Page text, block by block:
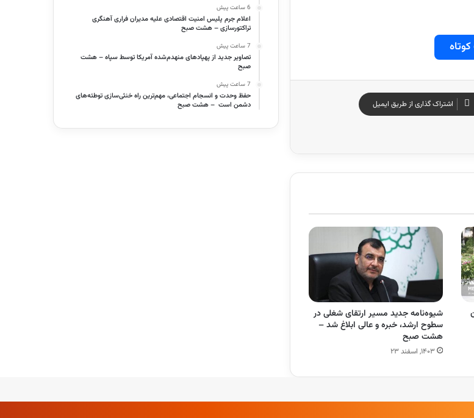
اشتراک گذاری از طریق ایمیل
شیوه‌نامه جدید مسیر ارتقای شغلی در
سطوح ارشد، خبره و عالی ابلاغ شد –
هشت صبح
۱۴۰۳, اسفند ۲۳
6 ساعت پیش
اعلام جرم پلیس امنیت اقتصادی علیه مدیران فراری آهنگری
تراکتورسازی – هشت صبح
7 ساعت پیش
تصاویر جدید از پهپادهای منهدم‌شده آمریکا توسط سپاه – هشت
صبح
7 ساعت پیش
حفظ وحدت و انسجام اجتماعی، مهم‌ترین راه خنثی‌سازی توطئه‌های
دشمن است – هشت صبح